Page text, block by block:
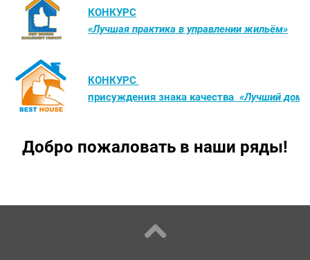
КОНКУРС
«Лучшая практика в управлении жильём»
КОНКУРС
присуждения знака качества «Лучший дом»
Добро пожаловать в наши ряды!